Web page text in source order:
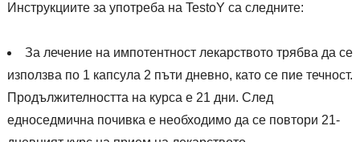
Инструкциите за употреба на TestoY са следните:
За лечение на импотентност лекарството трябва да се
използва по 1 капсула 2 пъти дневно, като се пие течност.
Продължителността на курса е 21 дни. След
едноседмична почивка е необходимо да се повтори 21-